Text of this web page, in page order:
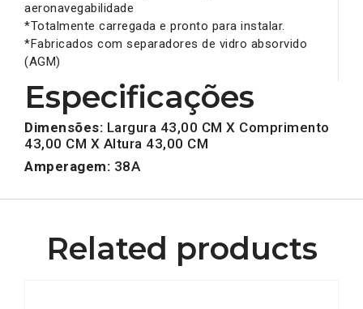
aeronavegabilidade
*Totalmente carregada e pronto para instalar.
*Fabricados com separadores de vidro absorvido
(AGM)
Especificações
Dimensões: Largura 43,00 CM X Comprimento
43,00 CM X Altura 43,00 CM
Amperagem: 38A
Related products